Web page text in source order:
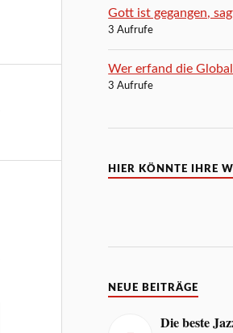
Gott ist gegangen,
3 Aufrufe
Wer erfand die
3 Aufrufe
HIER KÖNNTE IHRE
NEUE BEITRÄGE
Die beste